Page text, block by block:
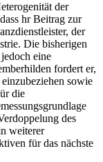
der
hr Beitrag zur
der
Die bisherigen
eine
fordert er,
sowie
die
des
weiterer
für das nächste